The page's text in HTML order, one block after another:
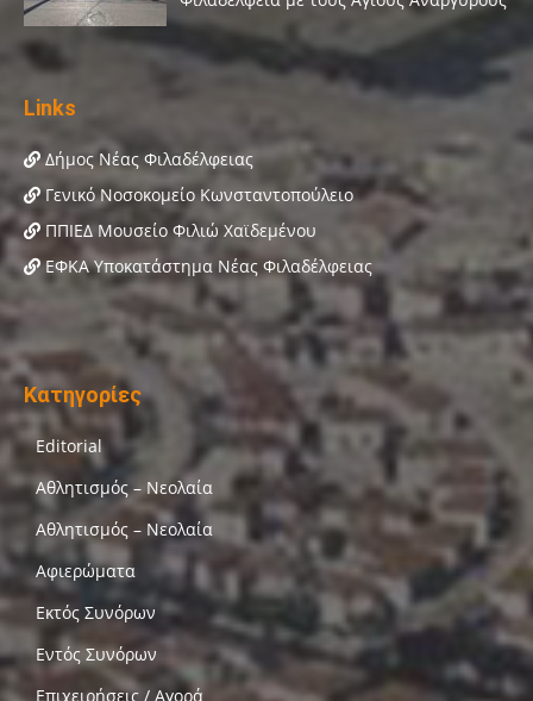
Links
Δήμος Νέας Φιλαδέλφειας
Γενικό Νοσοκομείο Κωνσταντοπούλειο
ΠΠΙΕΔ Μουσείο Φιλιώ Χαϊδεμένου
ΕΦΚΑ Υποκατάστημα Νέας Φιλαδέλφειας
Κατηγορίες
Editorial
Αθλητισμός – Νεολαία
Αθλητισμός – Νεολαία
Αφιερώματα
Εκτός Συνόρων
Εντός Συνόρων
Επιχειρήσεις / Αγορά